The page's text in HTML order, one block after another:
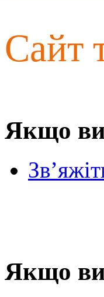
Сайт
Якщо ви
Якщо ви